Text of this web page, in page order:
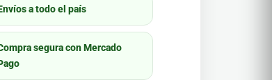
a todo el país
segura con Mercado